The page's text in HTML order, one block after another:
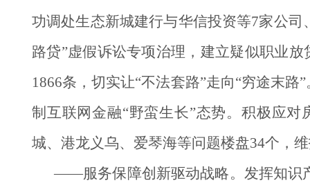
功调处生态新城建行与华信投资等7家公
路贷”虚假诉讼专项治理，建立疑似职业
1866条，切实让“不法套路”走向“穷途末
制互联网金融“野蛮生长”态势。积极应
城、港龙义乌、爱琴海等问题楼盘34个，
——服务保障创新驱动战略。发挥知识